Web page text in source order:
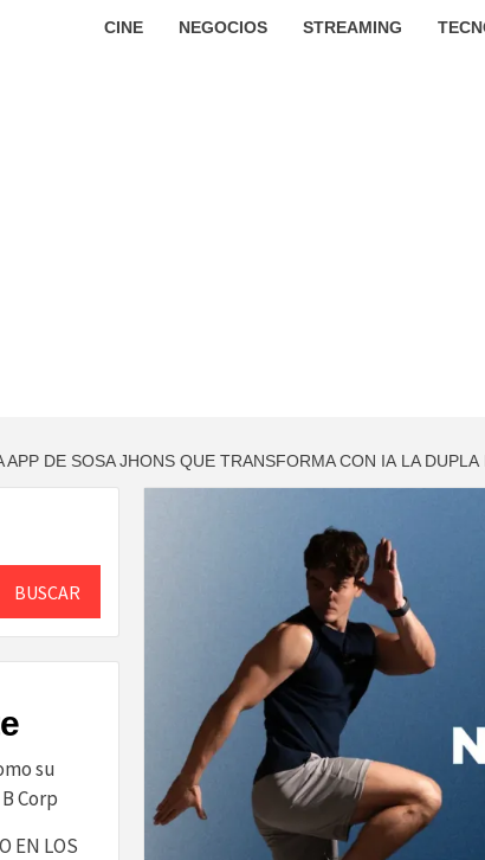
CINE NEGOCIOS STREAMING
APP DE SOSA JHONS QUE TRANSFORMA CON IA LA
BUSCAR
su
Corp​
EN LOS